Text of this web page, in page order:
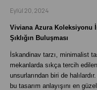
Eylül 20, 2024
Viviana Azura Koleksiyonu
Şıklığın Buluşması
İskandinav tarzı, minimalist
mekanlarda sıkça tercih
unsurlarından biri de
bu tasarım anlayışını en